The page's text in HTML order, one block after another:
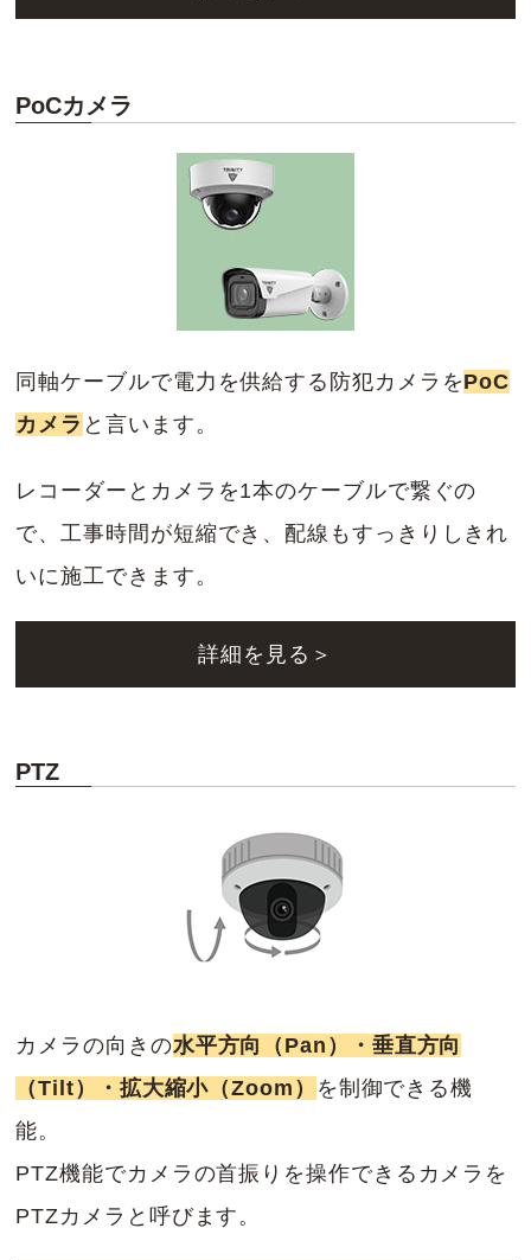
PoCカメラ
同軸ケーブルで電力を供給する防犯カメラをPoC
カメラ と言います。
レコーダーとカメラを1本のケーブルで繋ぐの
で、工事時間が短縮でき、配線もすっきりしきれ
いに施工できます。
詳細を見る＞
PTZ
カメラの向きの水平方向（Pan）・垂直方向
（Tilt）・拡大縮小（Zoom）
を制御できる機
能。
PTZ機能でカメラの首振りを操作できるカメラを
PTZカメラと呼びます。